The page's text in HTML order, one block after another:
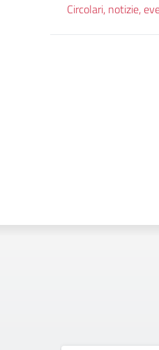
Circolari, notizie,